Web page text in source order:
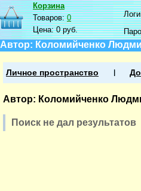
Корзина
Товаров:0
Цена:0 руб.
Автор: Коломийченко
Личное пространство
Автор: Коломийченко
Поиск не дал результатов